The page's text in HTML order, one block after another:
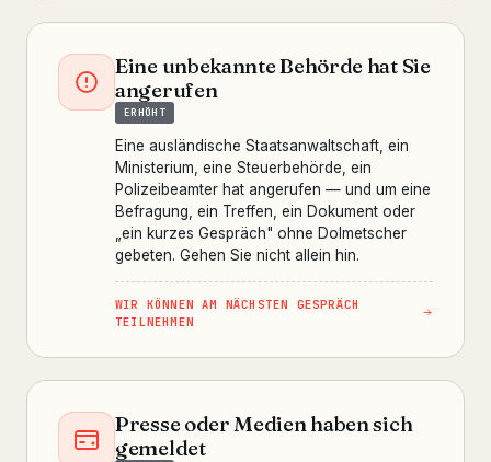
Eine unbekannte Behörde hat Sie
angerufen
ERHÖHT
Eine ausländische Staatsanwaltschaft, ein
Ministerium, eine Steuerbehörde, ein
Polizeibeamter hat angerufen — und um eine
Befragung, ein Treffen, ein Dokument oder
„ein kurzes Gespräch" ohne Dolmetscher
gebeten. Gehen Sie nicht allein hin.
WIR KÖNNEN AM NÄCHSTEN GESPRÄCH
TEILNEHMEN
Presse oder Medien haben sich
gemeldet